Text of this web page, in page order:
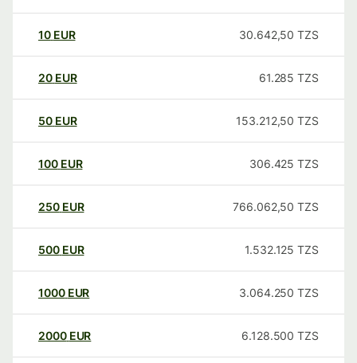
10 EUR 30.642,50 TZS
20 EUR 61.285 TZS
50 EUR 153.212,50 TZS
100 EUR 306.425 TZS
250 EUR 766.062,50 TZS
500 EUR 1.532.125 TZS
1000 EUR 3.064.250 TZS
2000 EUR 6.128.500 TZS